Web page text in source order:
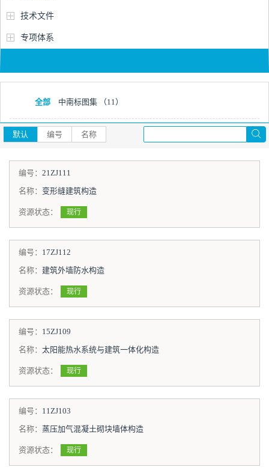
技术文件
专项体系
全部 中南标图集 （11）
默认 编号 名称
编号： 21ZJ111
名称： 变形缝建筑构造
资源状态： 现行
编号： 17ZJ112
名称： 建筑外墙防水构造
资源状态： 现行
编号： 15ZJ109
名称： 太阳能热水系统与建筑一体化构造
资源状态： 现行
编号： 11ZJ103
名称： 蒸压加气混凝土砌块墙体构造
资源状态： 现行